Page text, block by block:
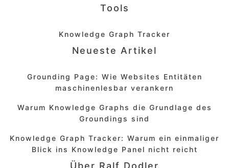
Tools
Knowledge Graph Tracker
Neueste Artikel
Grounding Page: Wie Websites Entitäten
maschinenlesbar verankern
Warum Knowledge Graphs die Grundlage des
Groundings sind
Knowledge Graph Tracker: Warum ein einmaliger
Blick ins Knowledge Panel nicht reicht
Über Ralf Dodler